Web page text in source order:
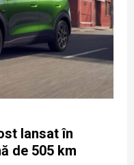
lansat în
de 505 km